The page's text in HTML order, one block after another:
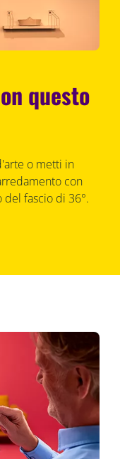
questo
o metti in
con
fascio di 36°.